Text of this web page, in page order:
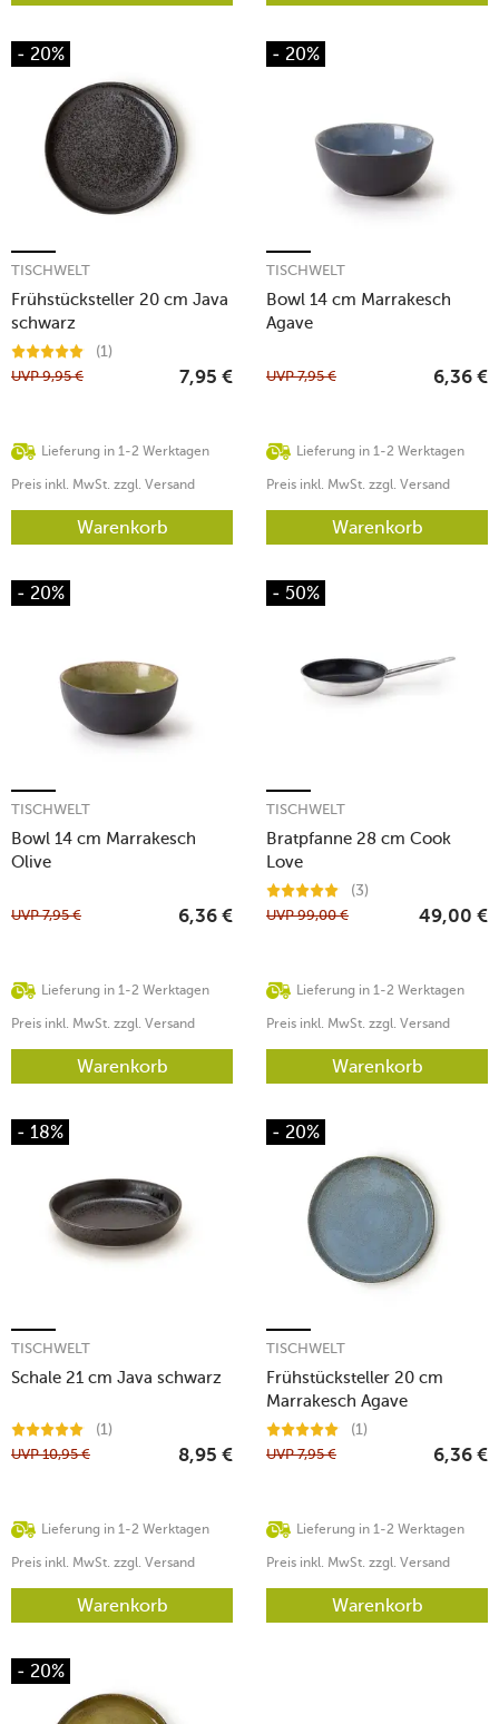
- 20%
Frühstücksteller 20 cm Java
schwarz
TISCHWELT
(1)
Lieferung in 1-2 Werktagen
UVP9,95 € 7,95 €
Preis inkl. MwSt. zzgl. Versand
Warenkorb
- 20%
Bowl 14 cm Marrakesch
Agave
TISCHWELT
Lieferung in 1-2 Werktagen
UVP7,95 € 6,36 €
Preis inkl. MwSt. zzgl. Versand
Warenkorb
- 20%
Bowl 14 cm Marrakesch
Olive
TISCHWELT
Lieferung in 1-2 Werktagen
UVP7,95 € 6,36 €
Preis inkl. MwSt. zzgl. Versand
Warenkorb
- 50%
Bratpfanne 28 cm Cook
Love
TISCHWELT
(3)
Lieferung in 1-2 Werktagen
UVP99,00 € 49,00 €
Preis inkl. MwSt. zzgl. Versand
Warenkorb
- 18%
Schale 21 cm Java schwarz
TISCHWELT
(1)
Lieferung in 1-2 Werktagen
UVP10,95 € 8,95 €
Preis inkl. MwSt. zzgl. Versand
Warenkorb
- 20%
Frühstücksteller 20 cm
Marrakesch Agave
TISCHWELT
(1)
Lieferung in 1-2 Werktagen
UVP7,95 € 6,36 €
Preis inkl. MwSt. zzgl. Versand
Warenkorb
- 20%